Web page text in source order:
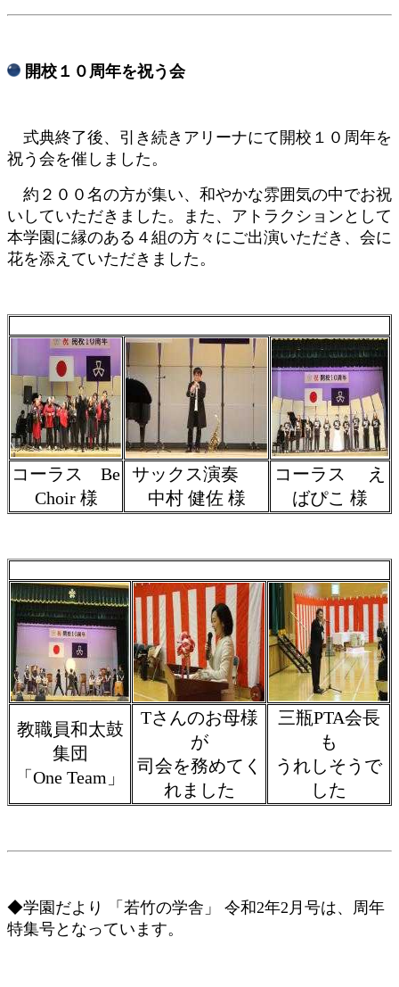
​ 開校１０周年を祝う会
式典終了後、引き続きアリーナにて開校１０周年を
祝う会を催しました。
約２００名の方が集い、和やかな雰囲気の中でお祝
いしていただきました。また、アトラクションとして
本学園に縁のある４組の方々にご出演いただき、会に
花を添えていただきました。
コーラス Be
Choir 様
サックス演奏
中村 健佐 様
コーラス え
ばぴこ 様
教職員和太鼓
集団
「One Team」
Tさんのお母様
が
司会を務めてく
れました
三瓶PTA会長
も
うれしそうで
した
◆学園だより 「若竹の学舎」 令和2年2月号は、周年
特集号となっています。